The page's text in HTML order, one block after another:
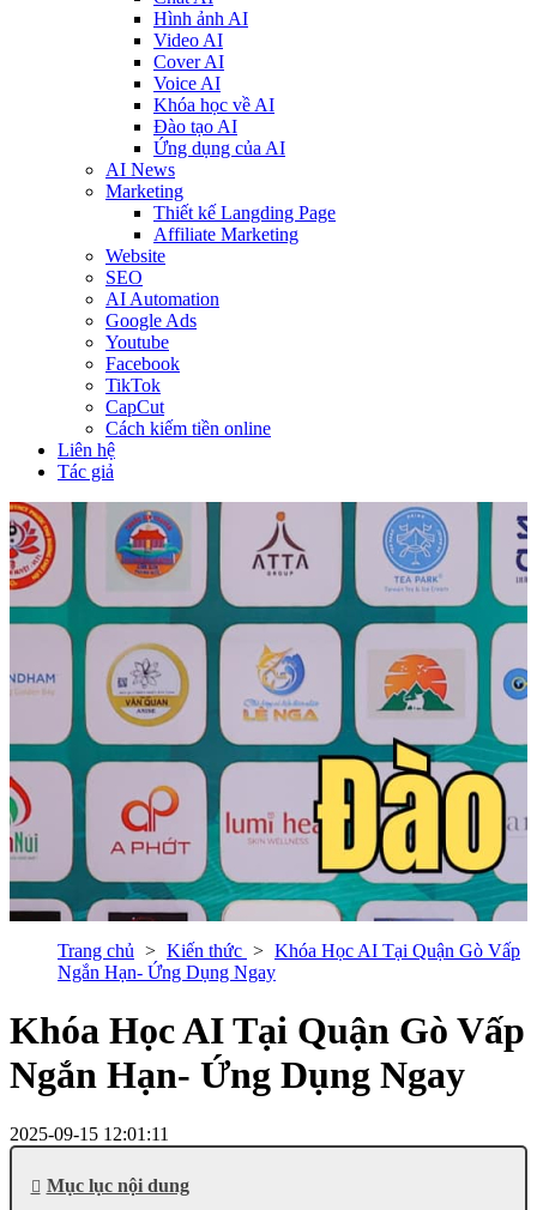
Hình ảnh AI
Video AI
Cover AI
Voice AI
Khóa học về AI
Đào tạo AI
Ứng dụng của AI
AI News
Marketing
Thiết kế Langding Page
Affiliate Marketing
Website
SEO
AI Automation
Google Ads
Youtube
Facebook
TikTok
CapCut
Cách kiếm tiền online
Liên hệ
Tác giả
Trang chủ Kiến thức
Khóa Học AI Tại Quận Gò Vấp
Ngắn Hạn- Ứng Dụng Ngay
Khóa Học AI Tại Quận Gò Vấp
Ngắn Hạn- Ứng Dụng Ngay
2025-09-15 12:01:11
Mục lục nội dung